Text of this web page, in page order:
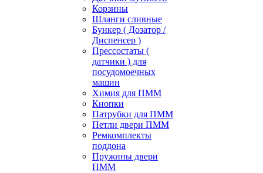
Корзины
Шланги сливные
Бункер ( Дозатор /
Диспенсер )
Прессостаты (
датчики ) для
посудомоечных
машин
Химия для ПММ
Кнопки
Патрубки для ПММ
Петли двери ПММ
Ремкомплекты
поддона
Пружины двери
ПММ